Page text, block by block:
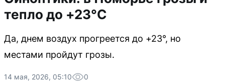
тепло до +23°C
Да, днем воздух прогреется до +23°, но
местами пройдут грозы.
14 мая, 2026, 05:10 0